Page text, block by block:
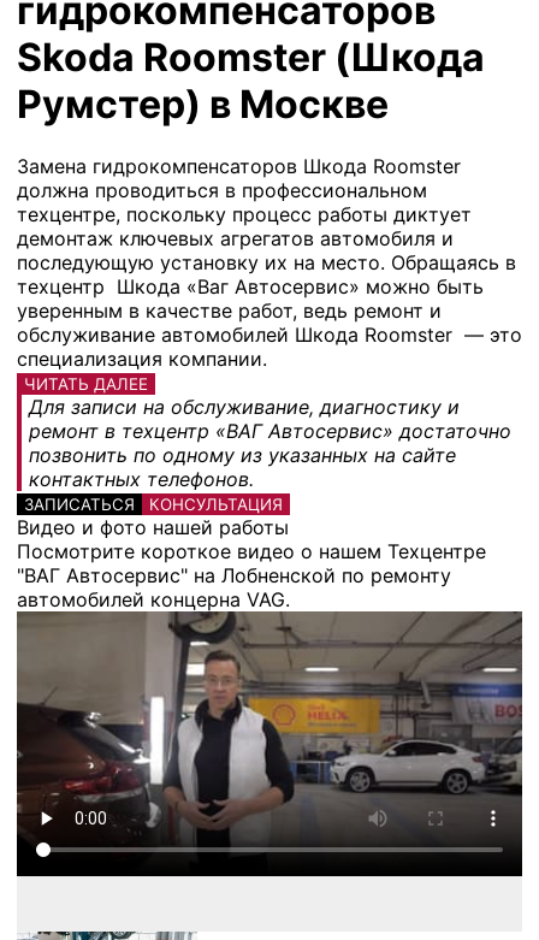
гидрокомпенсаторов
Skoda Roomster (Шкода
Румстер) в Москве
Замена гидрокомпенсаторов Шкода Roomster
должна проводиться в профессиональном
техцентре, поскольку процесс работы диктует
демонтаж ключевых агрегатов автомобиля и
последующую установку их на место. Обращаясь в
техцентр Шкода «Ваг Автосервис» можно быть
уверенным в качестве работ, ведь ремонт и
обслуживание автомобилей Шкода Roomster — это
специализация компании.
ЧИТАТЬ ДАЛЕЕ
Для записи на обслуживание, диагностику и
ремонт в техцентр «ВАГ Автосервис» достаточно
позвонить по одному из указанных на сайте
контактных телефонов.
ЗАПИСАТЬСЯ КОНСУЛЬТАЦИЯ
Видео и фото нашей работы
Посмотрите короткое видео о нашем Техцентре
"ВАГ Автосервис" на Лобненской по ремонту
автомобилей концерна VAG.